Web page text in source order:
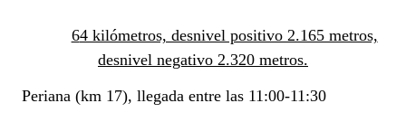
64 kilómetros, desnivel positivo 2.165 metros,
desnivel negativo 2.320 metros.
Periana (km 17), llegada entre las 11:00-11:30